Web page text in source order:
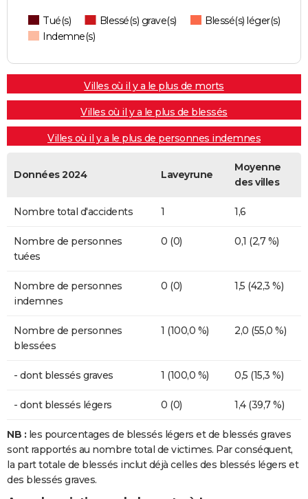
Tué(s) Blessé(s) grave(s)
Blessé(s) léger(s)
Indemne(s)
Villes où il y a le plus de morts
Villes où il y a le plus de blessés
Villes où il y a le plus de personnes indemnes
Données 2024 Laveyrune
Moyenne
des villes
Nombre total d'accidents 1 1,6
Nombre de personnes
tuées
0 (0) 0,1 (2,7 %)
Nombre de personnes
indemnes
0 (0) 1,5 (42,3 %)
Nombre de personnes
blessées
1 (100,0 %) 2,0 (55,0 %)
- dont blessés graves 1 (100,0 %) 0,5 (15,3 %)
- dont blessés légers 0 (0) 1,4 (39,7 %)
NB : les pourcentages de blessés légers et de blessés graves
sont rapportés au nombre total de victimes. Par conséquent,
la part totale de blessés inclut déjà celles des blessés légers et
des blessés graves.